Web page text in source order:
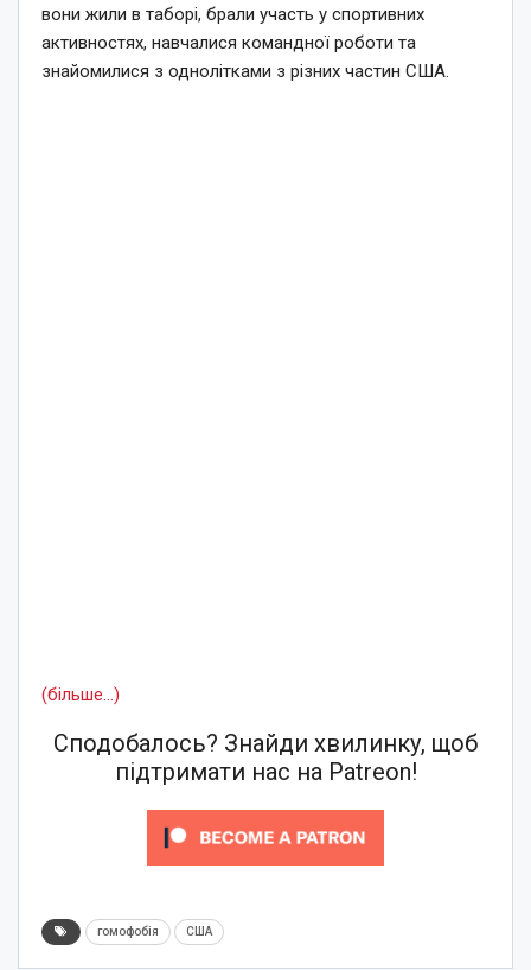
вони жили в таборі, брали участь у спортивних
активностях, навчалися командної роботи та
знайомилися з однолітками з різних частин США.
(більше…)
Сподобалось? Знайди хвилинку, щоб
підтримати нас на Patreon!
гомофобія США